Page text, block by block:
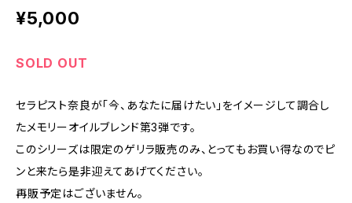
¥5,000
SOLD OUT
セラピスト奈良が「今、あなたに届けたい」をイメージして調合し
たメモリーオイルブレンド第3弾です。
このシリーズは限定のゲリラ販売のみ、とってもお買い得なのでピ
ンと来たら是非迎えてあげてください。
再販予定はございません。